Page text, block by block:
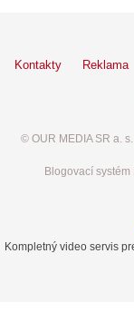
Kontakty Reklama
© OUR MEDIA SR a.
Blogovací
Kompletný video servis